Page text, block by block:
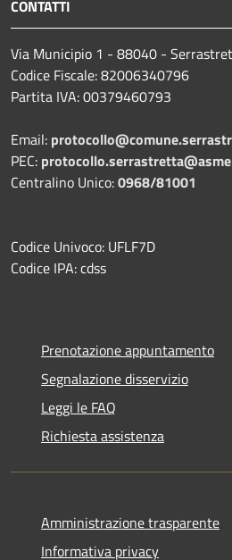
CONTATTI
Via Municipio 1 - 88040 -
Codice Fiscale: 82006340796
Partita IVA: 00379460793
Email:
PEC:
Centralino Unico:0968/81001
Codice Univoco: UFLF7D
Codice IPA: cdss
Prenotazione appuntamento
Segnalazione disservizio
Leggi le FAQ
Richiesta assistenza
Amministrazione trasparente
Informativa privacy